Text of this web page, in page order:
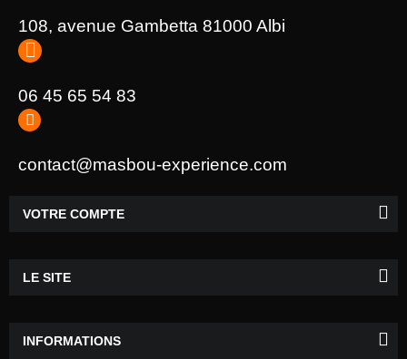
108, avenue Gambetta 81000 Albi
06 45 65 54 83
contact@masbou-experience.com
VOTRE COMPTE
LE SITE
INFORMATIONS